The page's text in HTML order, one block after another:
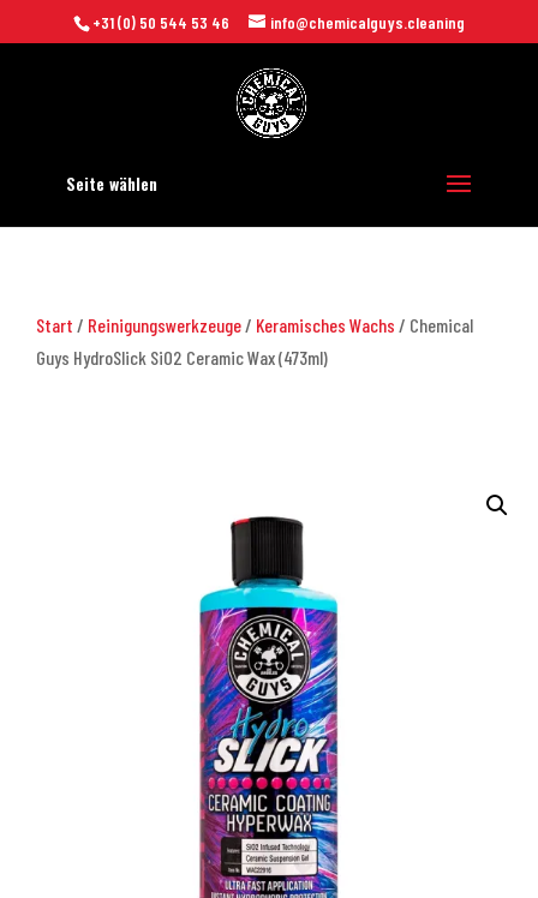
+31 (0) 50 544 53 46 info@chemicalguys.cleaning
Seite wählen
Start / Reinigungswerkzeuge/ Keramisches Wachs / Chemical
Guys HydroSlick SiO2 Ceramic Wax (473ml)